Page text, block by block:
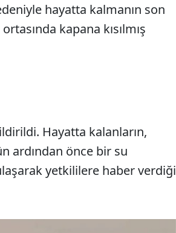
hayatta kalmanın son
kapana kısılmış
Hayatta kalanların,
ardından önce bir su
yetkililere haber verdiği